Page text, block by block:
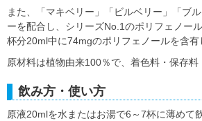
また、「マキベリー」「ビルベリー」「ブ
ーを配合し、シリーズNo.1のポリフェノー
杯分20ml中に74mgのポリフェノールを含有
原材料は植物由来100％で、着色料・保存料
飲み方・使い方
原液20mlを水またはお湯で6～7杯に薄めて